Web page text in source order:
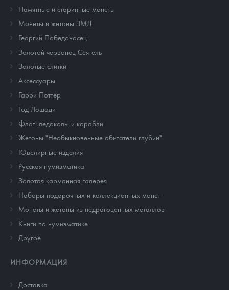
Памятные и старинные монеты
Монеты и жетоны ЗМД
Георгий Победоносец
Золотой червонец Сеятель
Золотые слитки
Аксессуары
Гарри Поттер
Год Лошади
Флот: ледоколы и корабли
Жетоны "Необыкновенные обитатели глубин"
Ювелирные изделия
Русская нумизматика
Золотая карманная галерея
Наборы подарочных и коллекционных монет
Монеты и жетоны из недрагоценных металлов
Книги по нумизматике
Другое
ИНФОРМАЦИЯ
Доставка